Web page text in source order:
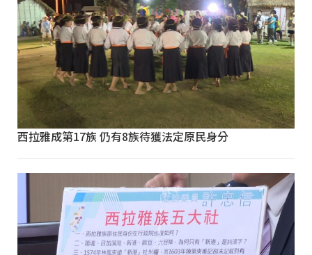
西拉雅成第17族 仍有8族待獲法定原民身分